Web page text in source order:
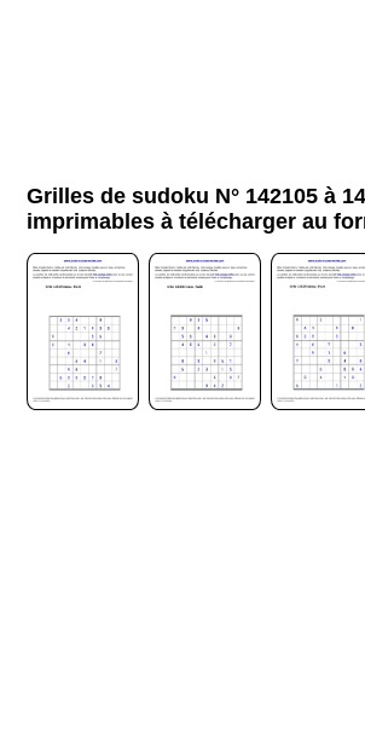
Grilles de sudoku N° 142105 à
imprimables à télécharger au